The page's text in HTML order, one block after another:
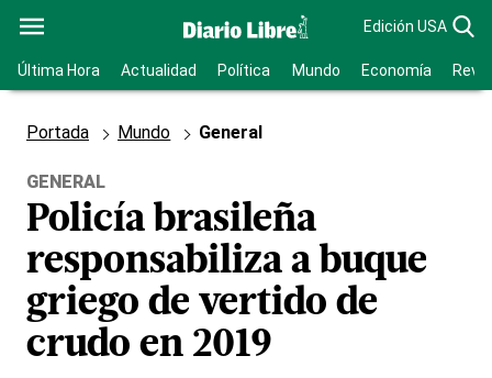
Edición USA
Última Hora Actualidad Política Mundo Economía
Portada Mundo General
GENERAL
Policía brasileña
responsabiliza a buque
griego de vertido de
crudo en 2019